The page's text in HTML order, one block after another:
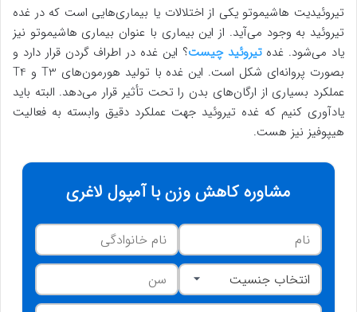
تیروئیدیت هاشیموتو یکی از اختلالات یا بیماری‌هایی است که در غده
تیروئید به وجود می‌آید. از این بیماری با عنوان بیماری هاشیموتو نیز
یاد می‌شود. غدهتیروئید چیست؟ این غده در اطراف گردن قرار دارد و
بصورت پروانه‌ای شکل است. این غده با تولید هورمون‌های T3 و T4
عملکرد بسیاری از ارگان‌های بدن را تحت تأثیر قرار می‌دهد. البته باید
یادآوری کنیم که غده تیروئید جهت عملکرد دقیق وابسته به فعالیت
هیپوفیز نیز هست.
مشاوره کاهش وزن با آمپول لاغری